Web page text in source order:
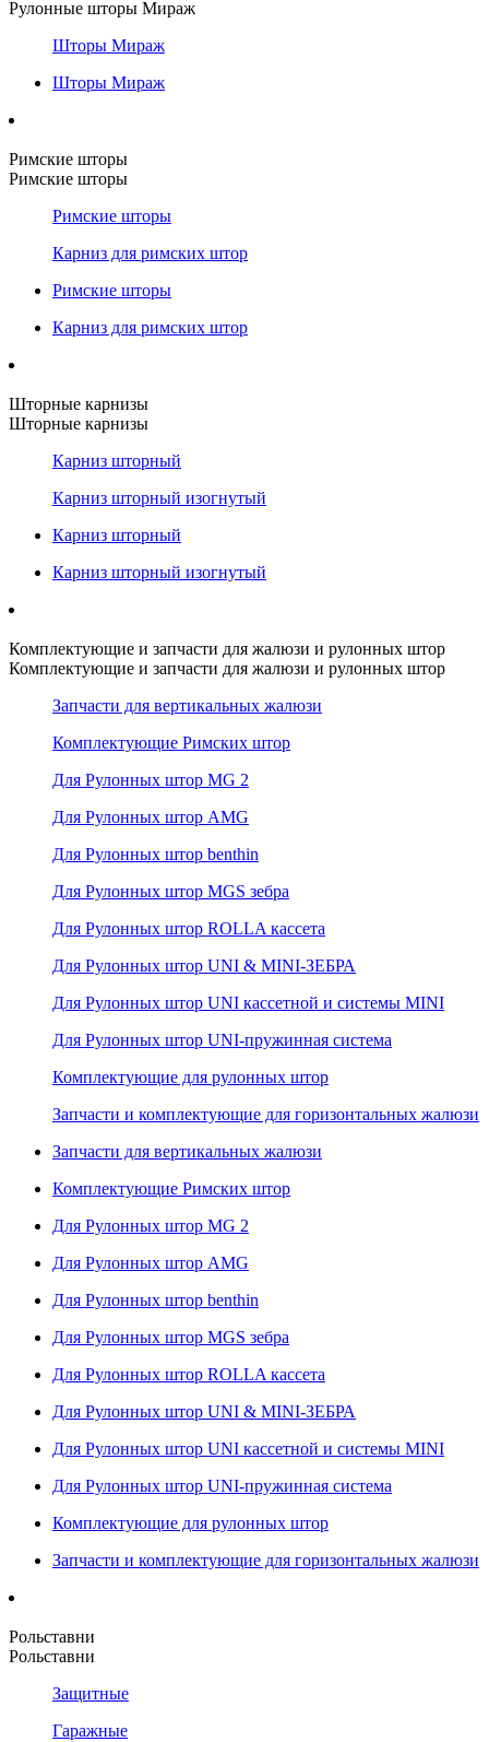
Рулонные шторы Мираж
Шторы Мираж
Шторы Мираж
Римские шторы
Римские шторы
Римские шторы
Карниз для римских штор
Римские шторы
Карниз для римских штор
Шторные карнизы
Шторные карнизы
Карниз шторный
Карниз шторный изогнутый
Карниз шторный
Карниз шторный изогнутый
Комплектующие и запчасти для жалюзи и рулонных штор
Комплектующие и запчасти для жалюзи и рулонных штор
Запчасти для вертикальных жалюзи
Комплектующие Римских штор
Для Рулонных штор MG 2
Для Рулонных штор AMG
Для Рулонных штор benthin
Для Рулонных штор MGS зебра
Для Рулонных штор ROLLA кассета
Для Рулонных штор UNI & MINI-ЗЕБРА
Для Рулонных штор UNI кассетной и системы MINI
Для Рулонных штор UNI-пружинная система
Комплектующие для рулонных штор
Запчасти и комплектующие для горизонтальных жалюзи
Запчасти для вертикальных жалюзи
Комплектующие Римских штор
Для Рулонных штор MG 2
Для Рулонных штор AMG
Для Рулонных штор benthin
Для Рулонных штор MGS зебра
Для Рулонных штор ROLLA кассета
Для Рулонных штор UNI & MINI-ЗЕБРА
Для Рулонных штор UNI кассетной и системы MINI
Для Рулонных штор UNI-пружинная система
Комплектующие для рулонных штор
Запчасти и комплектующие для горизонтальных жалюзи
Рольставни
Рольставни
Защитные
Гаражные